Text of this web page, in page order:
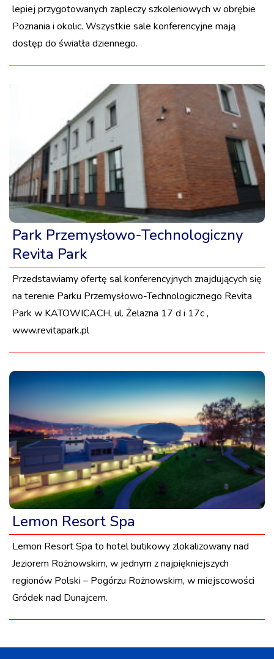
lepiej przygotowanych zapleczy szkoleniowych w obrębie
Poznania i okolic. Wszystkie sale konferencyjne mają
dostęp do światła dziennego.
Park Przemysłowo-Technologiczny
Revita Park
Przedstawiamy ofertę sal konferencyjnych znajdujących się
na terenie Parku Przemysłowo-Technologicznego Revita
Park w KATOWICACH, ul. Żelazna 17 d i 17c ,
www.revitapark.pl
Lemon Resort Spa
Lemon Resort Spa to hotel butikowy zlokalizowany nad
Jeziorem Rożnowskim, w jednym z najpiękniejszych
regionów Polski – Pogórzu Rożnowskim, w miejscowości
Gródek nad Dunajcem.